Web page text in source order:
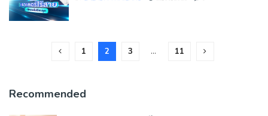
1 2 3 … 11
Recommended